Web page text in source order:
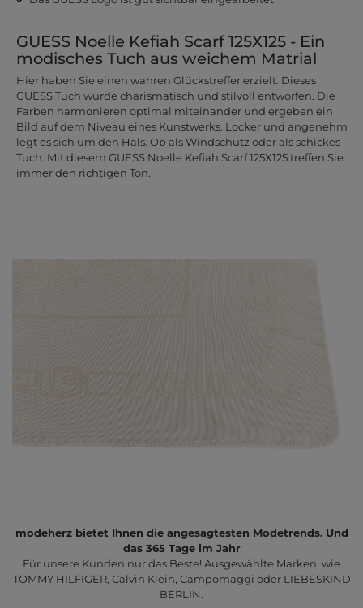
GUESS Noelle Kefiah Scarf 125X125 - Ein
modisches Tuch aus weichem Matrial
Hier haben Sie einen wahren Glückstreffer erzielt. Dieses
GUESS Tuch wurde charismatisch und stilvoll entworfen. Die
Farben harmonieren optimal miteinander und ergeben ein
Bild auf dem Niveau eines Kunstwerks. Locker und angenehm
legt es sich um den Hals. Ob als Windschutz oder als schickes
Tuch. Mit diesem GUESS Noelle Kefiah Scarf 125X125 treffen Sie
immer den richtigen Ton.
modeherz bietet Ihnen die angesagtesten Modetrends. Und
das 365 Tage im Jahr
Für unsere Kunden nur das Beste! Ausgewählte Marken, wie
TOMMY HILFIGER, Calvin Klein, Campomaggi oder LIEBESKIND
BERLIN.